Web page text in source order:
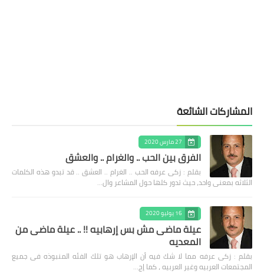
المشاركات الشائعة
27 مارس 2020
الفرق بين الحب .. والغرام .. والعشق
بقلم : زكى عرفه الحب .. الغرام .. العشق .. قد تبدو هذه الكلمات
الثلاثه بمعنى واحد، حيث تدور كلها حول المشاعر وال…
16 يوليو 2020
عيلة ماضى مش بس إرهابيه !! .. عيلة ماضى من
المعديه
بقلم : زكى عرفه مما لا شك فيه أن الإرهاب هو تلك الفئه المنبوذه فى جميع
المجتمعات العربيه وغير العربيه ، كما إج…